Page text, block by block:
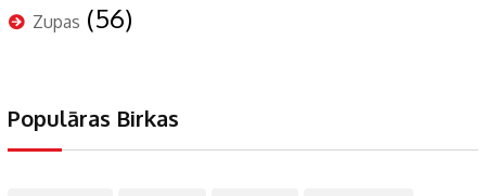
Zupas (56)
Populāras Birkas